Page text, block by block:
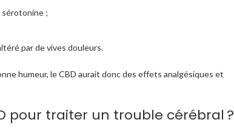
sérotonine ;
par de vives douleurs.
humeur, le CBD aurait donc des effets analgésiques et
pour traiter un trouble cérébral ?